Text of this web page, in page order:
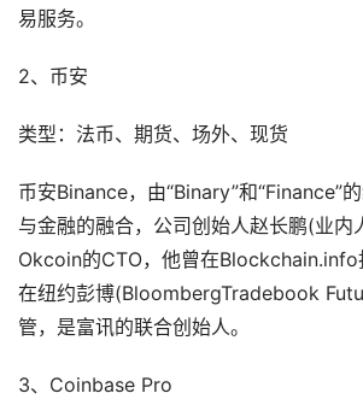
易服务。
2、币安
类型：法币、期货、场外、现货
币安Binance，由“Binary”和“Finance”
与金融的融合，公司创始人赵长鹏(业内
Okcoin的CTO，他曾在Blockchain.info
在纽约彭博(BloombergTradebook
管，是富讯的联合创始人。
3、Coinbase Pro